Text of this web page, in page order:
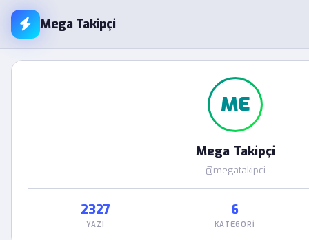
Mega Takipçi
ME
Mega Takipçi
@megatakipci
2327
YAZI
6
KATEGORI